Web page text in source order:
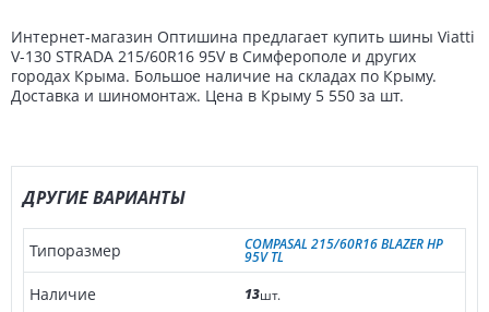
Интернет-магазин Оптишина предлагает купить шины Viatti
V-130 STRADA 215/60R16 95V в Симферополе и других
городах Крыма. Большое наличие на складах по Крыму.
Доставка и шиномонтаж. Цена в Крыму 5 550 за шт.
ДРУГИЕ ВАРИАНТЫ
COMPASAL 215/60R16 BLAZER HP
95V TL
13шт.